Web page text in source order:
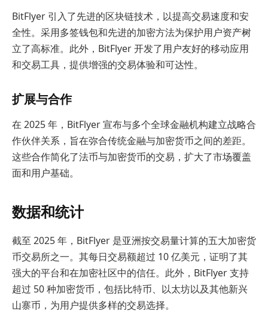
BitFlyer 引入了先进的区块链技术，以提高交易速度和安
全性。采用多签钱包和先进的加密方法为保护用户资产树
立了高标准。此外，BitFlyer 开发了用户友好的移动应用
和交易工具，提供增强的交易体验和可达性。
扩展与合作
在 2025 年，BitFlyer 宣布与多个全球金融机构建立战略合
作伙伴关系，旨在弥合传统金融与加密货币之间的差距。
这些合作简化了法币与加密货币的交易，扩大了市场覆盖
面和用户基础。
数据和统计
截至 2025 年，BitFlyer 是亚洲按交易量计算的五大加密货
币交易所之一。其每日交易额超过 10 亿美元，证明了其
强大的平台和在加密社区中的信任。此外，BitFlyer 支持
超过 50 种加密货币，包括比特币、以太坊以及其他新兴
山寨币，为用户提供多样的交易选择。